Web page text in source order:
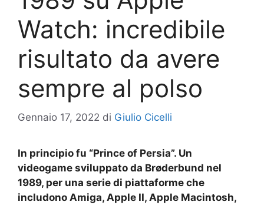
Watch: incredibile
risultato da avere
sempre al polso
Gennaio 17, 2022 di Giulio Cicelli
In principio fu “Prince of Persia”. Un
videogame sviluppato da Brøderbund nel
1989, per una serie di piattaforme che
includono Amiga, Apple II, Apple Macintosh,